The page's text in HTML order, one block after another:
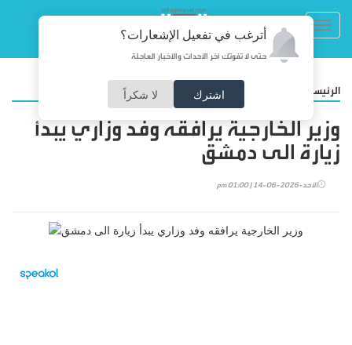
أترغب في تفعيل الإشعارات؟
حتى لا تفوتك آخر الأحداث والأخبار العاجلة
اشترك لا شكراً الرئيسية
وزير الخارجية يرافقه وفد وزاري يبدأ
زيارة الى دمشق
الأحد-2026-06-14 | 01:00 pm